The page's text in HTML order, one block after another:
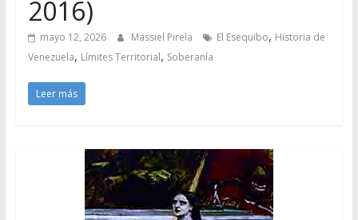
2016)
mayo 12, 2026 Massiel Pirela El Esequibo, Historia de
Venezuela, Límites Territorial, Soberanía
Leer más